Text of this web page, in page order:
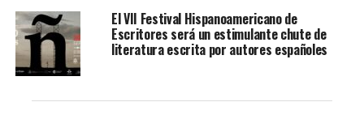
escritores consagrados y pensadores que contribuyen a
la conversación internacional desde la literatura, la
cultura y el arte”, afirmó.
El VII Festival Hispanoamericano de
Escritores será un estimulante chute de
literatura escrita por autores españoles